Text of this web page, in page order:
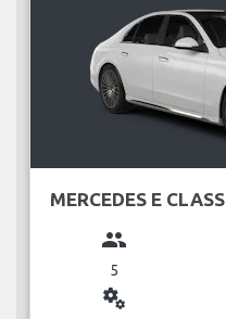
MERCEDES E CLASS
group
5
miscellaneous_services